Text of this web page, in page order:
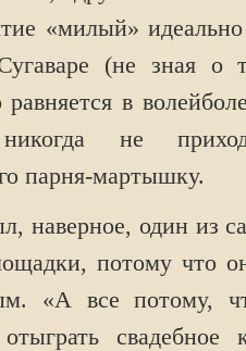
«милый»
(не зная о
равняется в
не
парня-мартышку.
наверное, один из
потому что
«А все потому,